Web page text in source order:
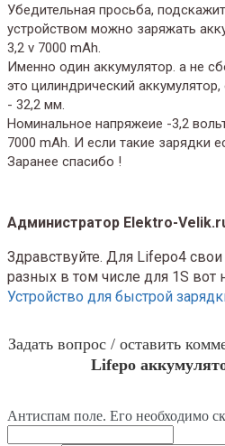
Убедительная просьба,
устройством можно заряжать
3,2 v 7000 mAh.
Именно один аккумулятор. а не
это цилиндрический
- 32,2 мм.
Номинальное напряжеие -3,2
7000 mAh. И если такие зарядки
Заранее спасибо !
Администратор Elektro-
Здравствуйте. Для Lifepo4
разных в том числе для 1S вот
Устройство для быстрой
Задать вопрос / оставить
Lifepo
Антиспам поле. Его необходимо